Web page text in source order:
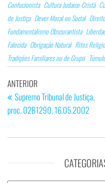
Confucionista Cultura Judaico-Cristã
de Justiça Dever Moral ou Social
Fundamentalismo Obscurantista
Falecida Obrigação Natural Ritos
Tradições Familiares ou de Grupo
Navegação
de
artigos
Artigo
anterior
ANTERIOR
Supremo Tribunal de Justiça,
proc. 02B1290, 16.05.2002